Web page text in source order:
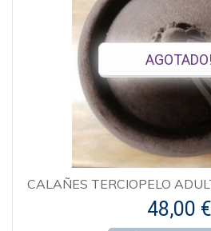
AGOTADO!
CALAÑES TERCIOPELO
48,00 €